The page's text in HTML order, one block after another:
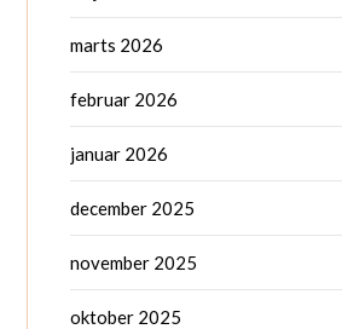
marts 2026
februar 2026
januar 2026
december 2025
november 2025
oktober 2025